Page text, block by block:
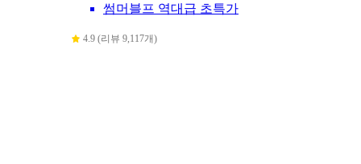
썸머블프 역대급 초특가
4.9 (리뷰 9,117개)